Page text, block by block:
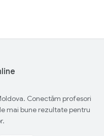
Conectăm profesori
mai bune rezultate pentru